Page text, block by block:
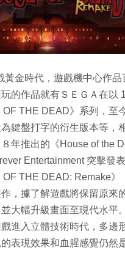
黃金時代，遊戲機中心作品
的作品就有ＳＥＧＡ在以
THE DEAD》系列，至
鍵盤打字的衍生版本等，
年推出的《House of the
Entertainment 突擊發
THE DEAD: Remake》
，據了解遊戲將保留原來
大幅升級畫面至現代水平
進入立體技術時代，多邊
表現效果和血腥感覺仍然